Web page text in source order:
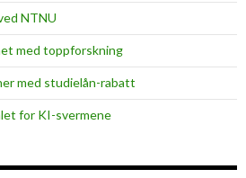
NTNU
med toppforskning
med studielån-rabatt
for KI-svermene